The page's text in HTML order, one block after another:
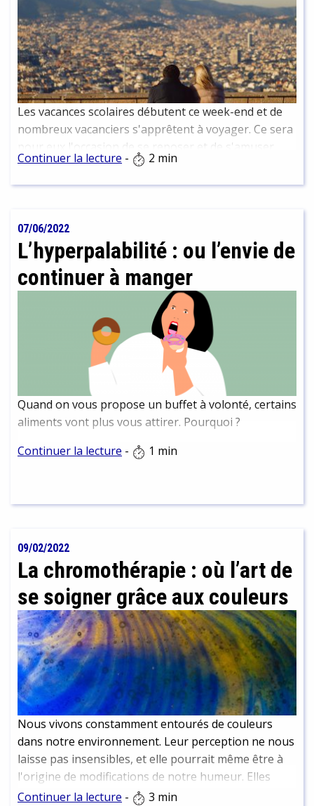
Les vacances scolaires débutent ce week-end et de
nombreux vacanciers s'apprêtent à voyager. Ce sera
pour eux l'occasion de se reposer et de s'amuser.
Pour certains, cependant, les bénéfices pourront
être plus importants, c'est ce que nous révèle une
Continuer la lecture - 2 min
07/06/2022
L’hyperpalabilité : ou l’envie de
continuer à manger
Quand on vous propose un buffet à volonté, certains
aliments vont plus vous attirer. Pourquoi ?
Continuer la lecture - 1 min
09/02/2022
La chromothérapie : où l’art de
se soigner grâce aux couleurs
Nous vivons constamment entourés de couleurs
dans notre environnement. Leur perception ne nous
laisse pas insensibles, et elle pourrait même être à
l'origine de modifications de notre humeur. Elles
permettraient aussi parfois de calmer certains
Continuer la lecture - 3 min